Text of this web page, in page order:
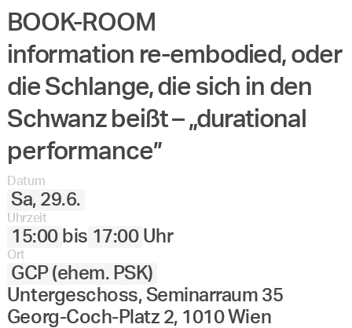
BOOK-ROOM
information re-embodied, oder
die Schlange, die sich in den
Schwanz beißt – „durational
performance”
Datum
Sa, 29.6.
Uhrzeit
15:00 bis 17:00 Uhr
Ort
GCP (ehem. PSK)
Untergeschoss, Seminarraum 35
Georg-Coch-Platz 2, 1010 Wien